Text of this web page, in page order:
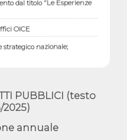
OICE
nazionale;
deliberata la
PUBBLICI (testo
annuale